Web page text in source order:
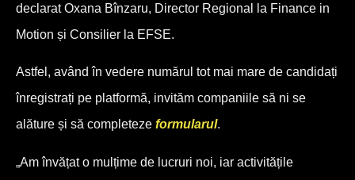
declarat Oxana Bînzaru, Director Regional la Finance in
Motion și Consilier la EFSE.
Astfel, având în vedere numărul tot mai mare de candidați
înregistrați pe platformă, invităm companiile să ni se
alăture și să completeze formularul.
„Am învățat o mulțime de lucruri noi, iar activitățile